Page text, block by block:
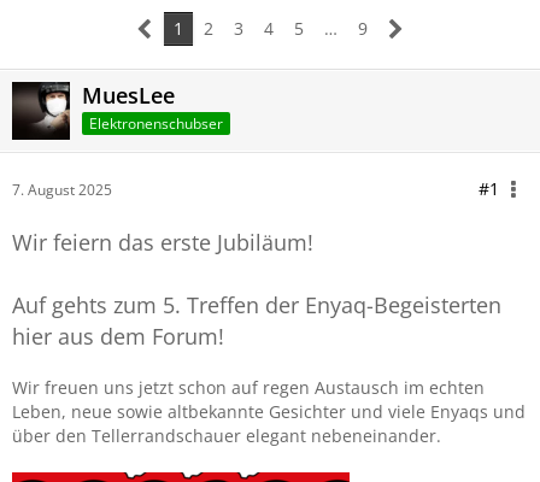
1
2 3 4 5 … 9
MuesLee
Elektronenschubser
7. August 2025 #1
Wir feiern das erste Jubiläum!
Auf gehts zum 5. Treffen der Enyaq-Begeisterten
hier aus dem Forum!
Wir freuen uns jetzt schon auf regen Austausch im echten
Leben, neue sowie altbekannte Gesichter und viele Enyaqs und
über den Tellerrandschauer elegant nebeneinander.